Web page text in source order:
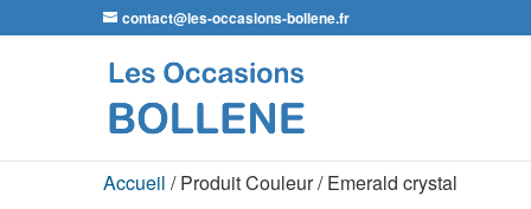
contact@les-occasions-bollene.fr
Accueil / Produit Couleur / Emerald crystal